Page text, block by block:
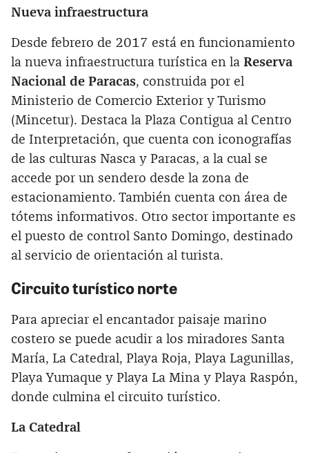
Nueva infraestructura
Desde febrero de 2017 está en funcionamiento
la nueva infraestructura turística en la Reserva
Nacional de Paracas, construida por el
Ministerio de Comercio Exterior y Turismo
(Mincetur). Destaca la Plaza Contigua al Centro
de Interpretación, que cuenta con iconografías
de las culturas Nasca y Paracas, a la cual se
accede por un sendero desde la zona de
estacionamiento. También cuenta con área de
tótems informativos. Otro sector importante es
el puesto de control Santo Domingo, destinado
al servicio de orientación al turista.
Circuito turístico norte
Para apreciar el encantador paisaje marino
costero se puede acudir a los miradores Santa
María, La Catedral, Playa Roja, Playa Lagunillas,
Playa Yumaque y Playa La Mina y Playa Raspón,
donde culmina el circuito turístico.
La Catedral